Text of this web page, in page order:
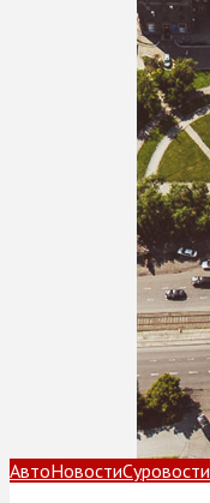
АвтоНовостиСуровости